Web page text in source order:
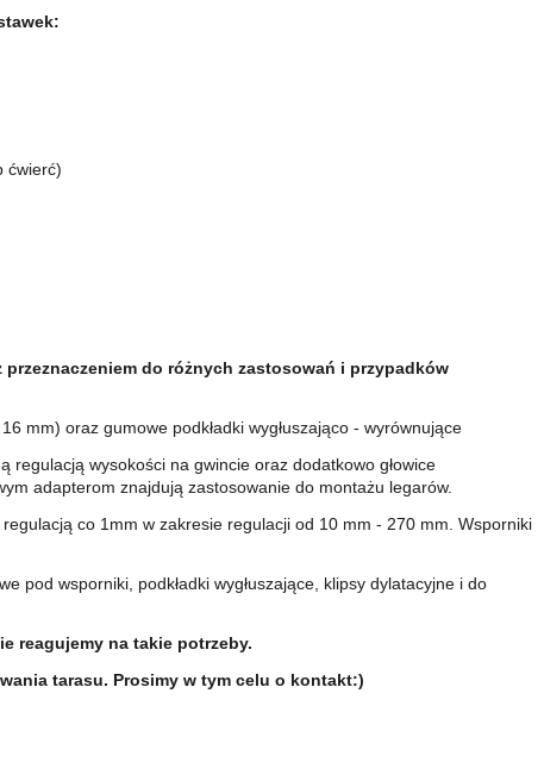
ćwierć)
do różnych zastosowań i przypadków
mm) oraz gumowe podkładki wygłuszająco - wyrównujące
regulacją wysokości na gwincie oraz dodatkowo głowice
adapterom znajdują zastosowanie do montażu legarów.
co 1mm w zakresie regulacji od 10 mm - 270 mm. Wsporniki
pod wsporniki, podkładki wygłuszające, klipsy dylatacyjne i do
reagujemy na takie potrzeby.
tarasu. Prosimy w tym celu o kontakt:)